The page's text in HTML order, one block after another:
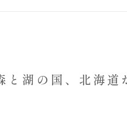
湖の国、 北海道